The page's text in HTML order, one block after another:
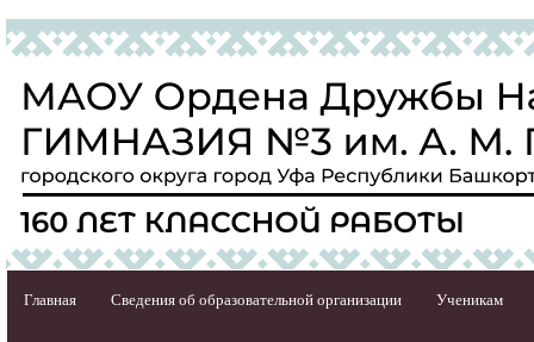
Главная Сведения об образовательной организации Ученикам